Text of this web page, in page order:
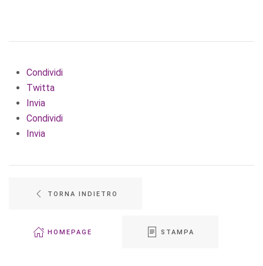
Condividi
Twitta
Invia
Condividi
Invia
TORNA INDIETRO
HOMEPAGE STAMPA